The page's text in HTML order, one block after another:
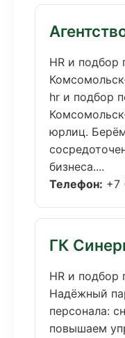
HR и подбор
hr и подбор
юрлиц.
бизнеса....
Телефон: +7
ГК
HR и подбор
Надёжный
персонала:
повышаем